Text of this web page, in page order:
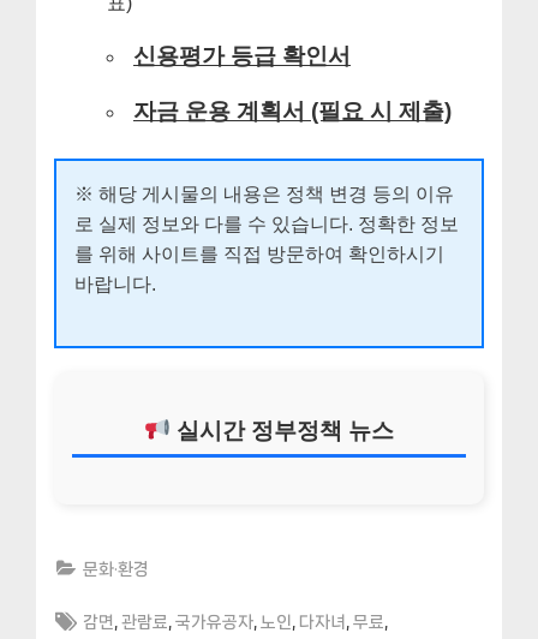
신용평가 등급 확인서
자금 운용 계획서 (필요 시 제출)
※ 해당 게시물의 내용은 정책 변경 등의 이유
로 실제 정보와 다를 수 있습니다. 정확한 정보
를 위해 사이트를 직접 방문하여 확인하시기
바랍니다.
실시간 정부정책 뉴스
문화·환경
Tags:
감면 ,관람료 ,국가유공자 노인 다자녀 ,무료